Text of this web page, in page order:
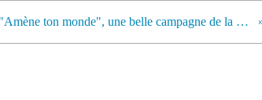
"Amène ton monde", une belle campagne de la région de Victoriaville au Québec